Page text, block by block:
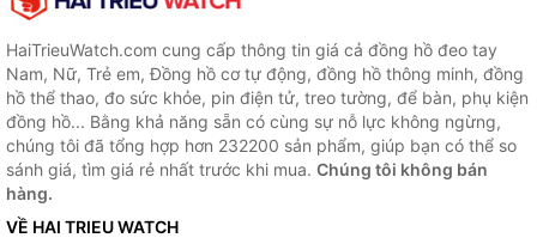
HaiTrieuWatch.com cung cấp thông tin giá cả đồng hồ đeo tay
Nam, Nữ, Trẻ em, Đồng hồ cơ tự động, đồng hồ thông minh, đồng
hồ thể thao, đo sức khỏe, pin điện tử, treo tường, để bàn, phụ kiện
đồng hồ... Bằng khả năng sẵn có cùng sự nỗ lực không ngừng,
chúng tôi đã tổng hợp hơn 232200 sản phẩm, giúp bạn có thể so
sánh giá, tìm giá rẻ nhất trước khi mua. Chúng tôi không bán
hàng.
VỀ HAI TRIEU WATCH